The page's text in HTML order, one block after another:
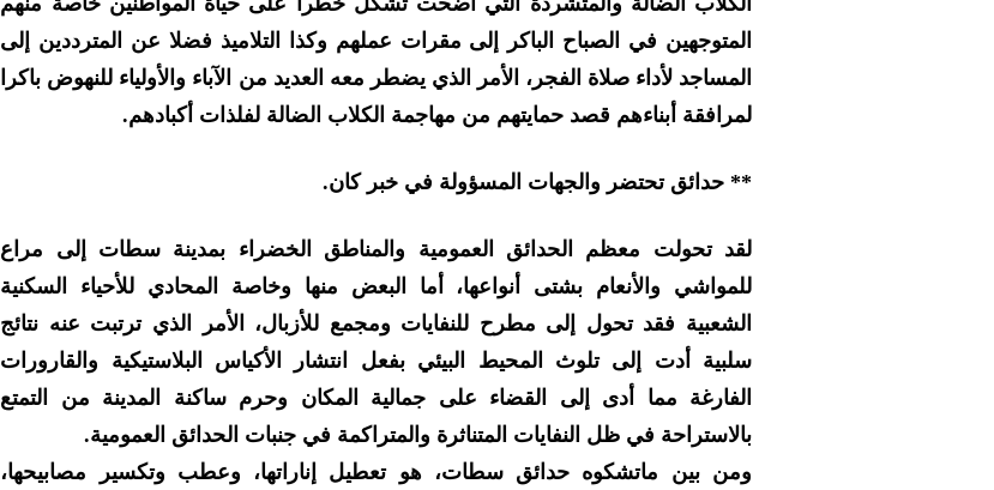
المتوجهين في الصباح الباكر إلى مقرات عملهم وكذا التلاميذ فضلا عن المترددين إلى
المساجد لأداء صلاة الفجر، الأمر الذي يضطر معه العديد من الآباء والأولياء للنهوض باكرا
لمرافقة أبناءهم قصد حمايتهم من مهاجمة الكلاب الضالة لفلذات أكبادهم.
** حدائق تحتضر والجهات المسؤولة في خبر كان.
لقد تحولت معظم الحدائق العمومية والمناطق الخضراء بمدينة سطات إلى مراع
للمواشي والأنعام بشتى أنواعها، أما البعض منها وخاصة المحادي للأحياء السكنية
الشعبية فقد تحول إلى مطرح للنفايات ومجمع للأزبال، الأمر الذي ترتبت عنه نتائج
سلبية أدت إلى تلوث المحيط البيئي بفعل انتشار الأكياس البلاستيكية والقارورات
الفارغة مما أدى إلى القضاء على جمالية المكان وحرم ساكنة المدينة من التمتع
بالاستراحة في ظل النفايات المتناثرة والمتراكمة في جنبات الحدائق العمومية.
ومن بين ماتشكوه حدائق سطات، هو تعطيل إناراتها، وعطب وتكسير مصابيحها،